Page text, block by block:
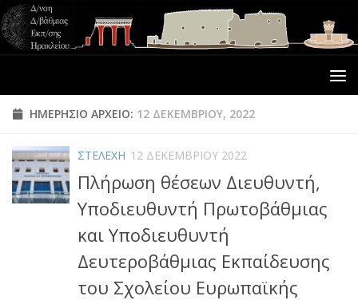
ΗΜΕΡΉΣΙΟ ΑΡΧΕΊΟ: 12 ΔΕΚΕΜΒΡΊΟΥ, 2022
ΣΤΕΛΕΧΗ 12 ΔΕΚΕΜΒΡΊΟΥ 2022
Πλήρωση θέσεων Διευθυντή,
Υποδιευθυντή Πρωτοβάθμιας
και Υποδιευθυντή
Δευτεροβάθμιας Εκπαίδευσης
του Σχολείου Ευρωπαϊκής